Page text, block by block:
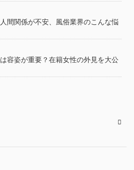
間関係が不安、風俗業界のこんな悩
容姿が重要？在籍女性の外見を大公